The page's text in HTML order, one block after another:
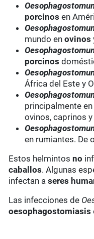
porcinos en
mundo enovinos
porcinos
África del Este y
principalmente en
ovinos, caprinos
en rumiantes. De
Estos helmintosno
caballos. Algunas
infectan aseres
Las infecciones de
oesophagostomiasis